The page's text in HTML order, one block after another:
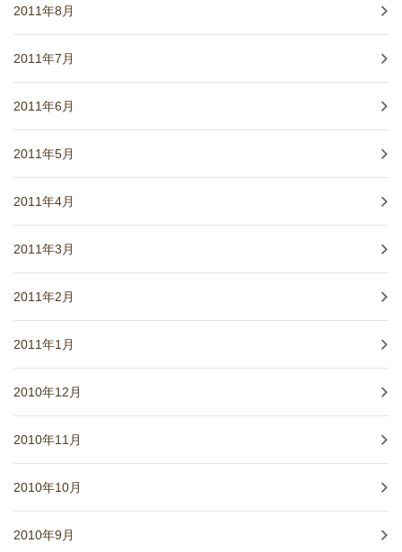
2011年8月
2011年7月
2011年6月
2011年5月
2011年4月
2011年3月
2011年2月
2011年1月
2010年12月
2010年11月
2010年10月
2010年9月